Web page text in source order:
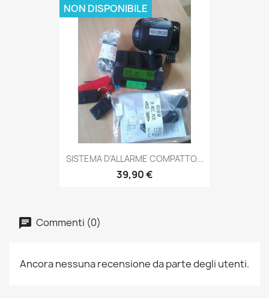
SISTEMA D'ALLARME COMPATTO...
39,90 €
NON DISPONIBILE
Commenti (0)
Ancora nessuna recensione da parte degli utenti.